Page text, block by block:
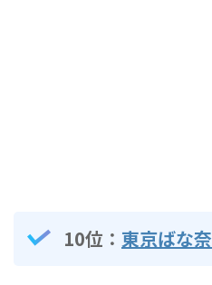
10位： 東京ばな奈